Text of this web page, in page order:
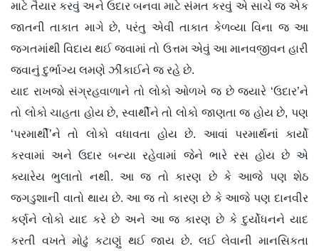
માટે તૈયાર કરવું અને ઉદાર બનવા માટે સંમત કરવું એ સાચે જ એક
જાતની તાકાત માગે છે, પરંતુ એવી તાકાત કેળવ્યા વિના જ આ
જગતમાંથી વિદાય થઈ જવામાં તો ઉત્તમ એવું આ માનવજીવન હારી
જવાનું દુર્ભાગ્ય લમણે ઝીંકાઈને જ રહે છે.
યાદ રાખજો સંગ્રહવાળાને તો લોકો ઓળખે જ છે જ્યારે ‘ઉદાર’ને
તો લોકો ચાહતા હોય છે, સ્વાર્થીને તો લોકો જાણતા જ હોય છે, પણ
‘પરમાર્થી’ને તો લોકો વધાવતા હોય છે. આવાં પરમાર્થનાં કાર્યો
કરવામાં અને ઉદાર બન્યા રહેવામાં જેને ભારે રસ હોય છે એ
ક્યારેય ભુલાતો નથી. આ જ તો કારણ છે કે આજે પણ શેઠ
જગડુશાની વાતો થાય છે. આ જ તો કારણ છે કે આજે પણ દાનવીર
કર્ણને લોકો યાદ કરે છે અને આ જ કારણ છે કે દુર્યોધનને યાદ
કરતી વખતે મોઢું કટાણું થઈ જાય છે. લઈ લેવાની માનસિકતા